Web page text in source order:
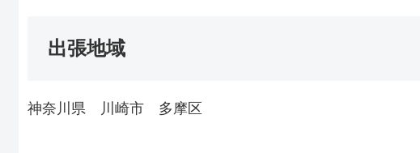
出張地域
神奈川県 川崎市 多摩区